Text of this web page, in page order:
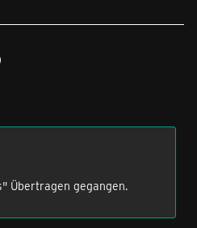
Übertragen gegangen.